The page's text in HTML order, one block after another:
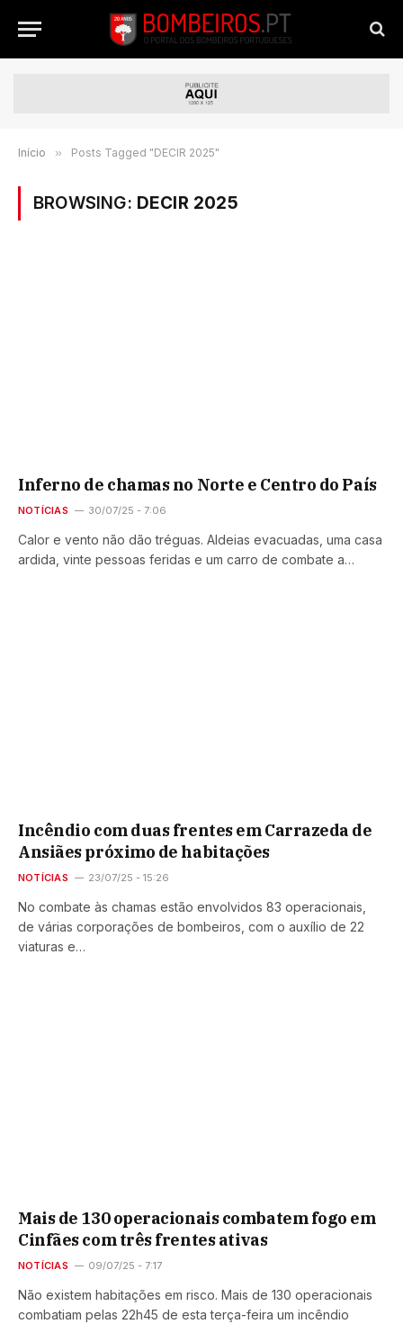
Início » Posts Tagged "DECIR 2025"
BROWSING: DECIR 2025
Inferno de chamas no Norte e Centro do País
NOTÍCIAS 30/07/25 - 7:06
Calor e vento não dão tréguas. Aldeias evacuadas, uma casa
ardida, vinte pessoas feridas e um carro de combate a…
Incêndio com duas frentes em Carrazeda de
Ansiães próximo de habitações
NOTÍCIAS 23/07/25 - 15:26
No combate às chamas estão envolvidos 83 operacionais,
de várias corporações de bombeiros, com o auxílio de 22
viaturas e…
Mais de 130 operacionais combatem fogo em
Cinfães com três frentes ativas
NOTÍCIAS 09/07/25 - 7:17
Não existem habitações em risco. Mais de 130 operacionais
combatiam pelas 22h45 de esta terça-feira um incêndio